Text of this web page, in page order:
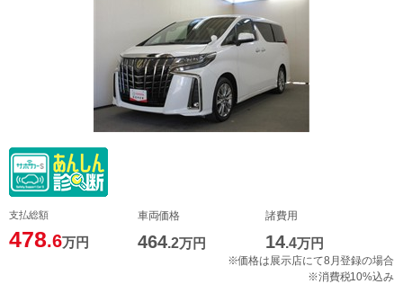
支払総額
478.6万円
車両価格
464.2万円
諸費用
14.4万円
※価格は展示店にて8月登録の場合
※消費税10%込み